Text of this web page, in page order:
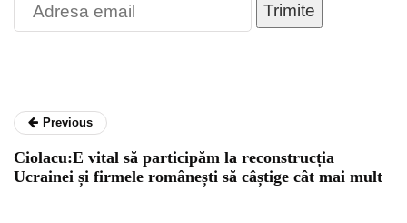
Trimite
Previous
Ciolacu:E vital să participăm la reconstrucția
Ucrainei și firmele românești să câștige cât mai mult